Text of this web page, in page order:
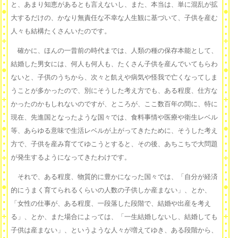
と、あまり知恵があるとも言えないし、また、本当は、単に混乱が拡
大するだけの、かなり無責任な不幸な人生観に基づいて、子供を産む
人々も結構たくさんいたのです。
確かに、ほんの一昔前の時代までは、人類の種の保存本能として、
結婚した男女には、何人も何人も、たくさん子供を産んでいてもらわ
ないと、子供のうちから、次々と飢えや病気や怪我で亡くなってしま
うことが多かったので、別にそうした考え方でも、ある程度、仕方な
かったのかもしれないのですが、ところが、ここ数百年の間に、特に
現在、先進国となったような国々では、食料事情や医療や衛生レベル
等、あらゆる意味で生活レベルが上がってきたために、そうした考え
方で、子供を産み育ててゆこうとすると、その後、あちこちで大問題
が発生するようになってきたわけです。
それで、ある程度、物質的に豊かになった国々では、「自分が経済
的にうまく育てられるくらいの人数の子供しか産まない」、とか、
「女性の仕事が、ある程度、一段落した段階で、結婚や出産を考え
る」、とか、また場合によっては、「一生結婚しないし、結婚しても
子供は産まない」、というような人々が増えてゆき、ある段階から、